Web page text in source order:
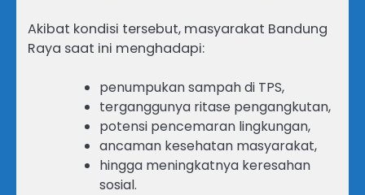
Akibat kondisi tersebut, masyarakat Bandung
Raya saat ini menghadapi:
penumpukan sampah di TPS,
terganggunya ritase pengangkutan,
potensi pencemaran lingkungan,
ancaman kesehatan masyarakat,
hingga meningkatnya keresahan
sosial.